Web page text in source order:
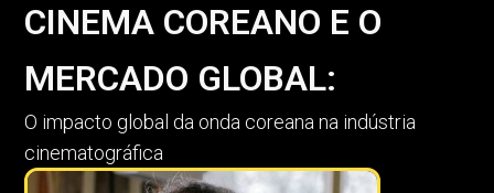
CINEMA COREANO E O
MERCADO GLOBAL:
O impacto global da onda coreana na indústria
cinematográfica